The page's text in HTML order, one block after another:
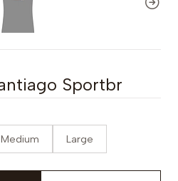
Sportbr
Medium Large